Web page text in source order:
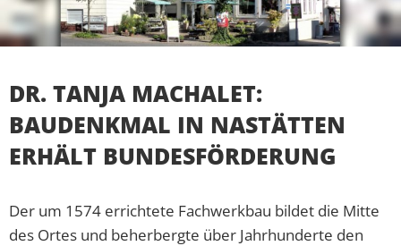
DR. TANJA MACHALET:
BAUDENKMAL IN NASTÄTTEN
ERHÄLT BUNDESFÖRDERUNG
Der um 1574 errichtete Fachwerkbau bildet die Mitte
des Ortes und beherbergte über Jahrhunderte den